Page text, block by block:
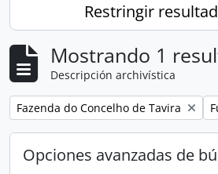
Restringir
Mostrando 1
Descripción archivística
Remove filter:
Fazenda do Concelho de Tavira
Opciones avanzadas de